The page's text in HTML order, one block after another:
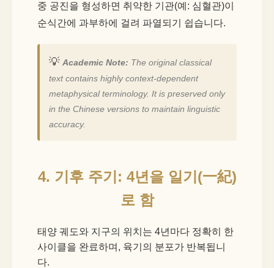
중 공진을 형성하면 취약한 기관(예: 심혈관)이
순식간에 과부하에 걸려 파열되기 쉽습니다.
💡 Academic Note: The original classical
text contains highly context-dependent
metaphysical terminology. It is preserved only
in the Chinese versions to maintain linguistic
accuracy.
4. 기후 주기: 4년을 일기(一紀)
로 함
태양 궤도와 지구의 위치는 4년마다 정확히 한
사이클을 완료하며, 육기의 분포가 반복됩니
다.